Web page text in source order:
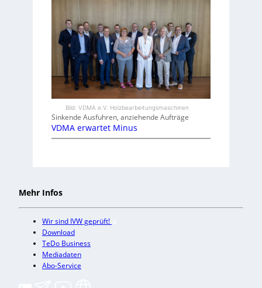
Bild: VDMA e.V. Holzbearbeitungsmaschinen
Sinkende Ausfuhren, anziehende Aufträge
VDMA erwartet Minus
Mehr Infos
Wir sind IVW geprüft!
Download
TeDo Business
Mediadaten
Abo-Service